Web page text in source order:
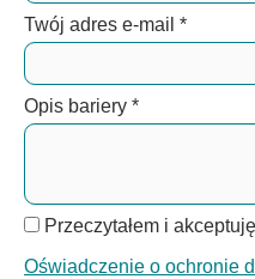
Twój adres e-mail *
Opis bariery *
Przeczytałem i
Oświadczenie o ochronie